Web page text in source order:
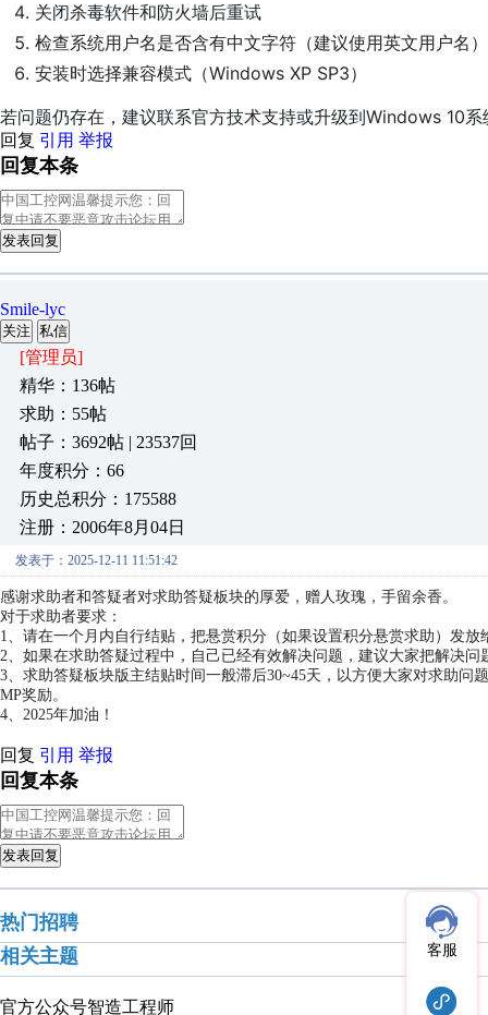
关闭杀毒软件和防火墙后重试
检查系统用户名是否含有中文字符（建议使用英文用户名）
安装时选择兼容模式（Windows XP SP3）
若问题仍存在，建议联系官方技术支持或升级到Windows 10系
回复 引用 举报
回复本条
发表回复
Smile-lyc
关注 私信
[管理员]
精华：136帖
求助：55帖
帖子：3692帖 | 23537回
年度积分：66
历史总积分：175588
注册：2006年8月04日
发表于：2025-12-11 11:51:42
感谢求助者和答疑者对求助答疑板块的厚爱，赠人玫瑰，手留余香。
对于求助者要求：
1、请在一个月内自行结贴，把悬赏积分（如果设置积分悬赏求助）发放
2、如果在求助答疑过程中，自己已经有效解决问题，建议大家把解决
3、求助答疑板块版主结贴时间一般滞后30~45天，以方便大家对求助
MP奖励。
4、2025年加油！
回复 引用 举报
回复本条
发表回复
热门招聘
相关主题
官方公众号智造工程师
客服